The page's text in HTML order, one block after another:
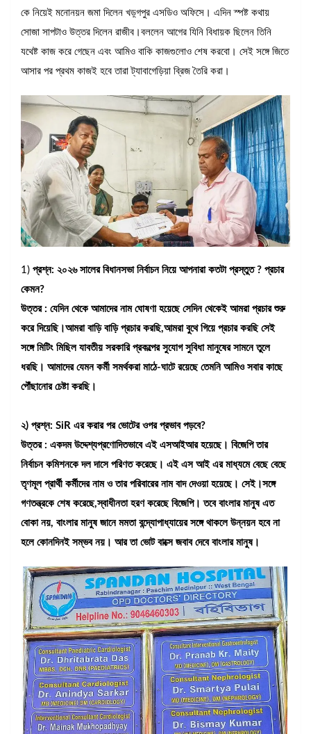
কে নিয়েই মনোনয়ন জমা দিলেন খড়্গপুর এসডিও অফিসে। এদিন স্পষ্ট কথায়
সোজা সাপটাও উত্তর দিলেন রাজীব।বললেন আগের যিনি বিধায়ক ছিলেন তিনি
যথেষ্ট কাজ করে গেছেন এবং আমিও বাকি কাজগুলোও শেষ করবো। সেই সঙ্গে জিতে
আসার পর প্রথম কাজই হবে তারা ট্যাবাগেড়িয়া ব্রিজ তৈরি করা।
1) প্রশ্ন: ২০২৬ সালের বিধানসভা নির্বাচন নিয়ে আপনারা কতটা প্রস্তুত ? প্রচার
কেমন?
উত্তর : যেদিন থেকে আমাদের নাম ঘোষণা হয়েছে সেদিন থেকেই আমরা প্রচার শুরু
করে দিয়েছি।আমরা বাড়ি বাড়ি প্রচার করছি,আমরা বুথে গিয়ে প্রচার করছি সেই
সঙ্গে মিটিং মিছিল যাবতীয় সরকারি প্রকল্পের সুযোগ সুবিধা মানুষের সামনে তুলে
ধরছি। আমাদের যেমন কর্মী সমর্থকরা মাঠে-ঘাটে রয়েছে তেমনি আমিও সবার কাছে
পৌঁছানোর চেষ্টা করছি।
২) প্রশ্ন: SiR এর করার পর ভোটের ওপর প্রভাব পড়বে?
উত্তর : একদম উদ্দেশ্যপ্রণোদিতভাবে এই এসআইআর হয়েছে। বিজেপি তার
নির্বাচন কমিশনকে দল দাসে পরিণত করেছে। এই এস আই এর মাধ্যমে বেছে বেছে
তৃণমূল প্রার্থী কর্মীদের নাম ও তার পরিবারের নাম বাদ দেওয়া হয়েছে। সেই।সঙ্গে
গণতন্ত্রকে শেষ করেছে,স্বাধীনতা হরণ করেছে বিজেপি। তবে বাংলার মানুষ এত
বোকা নয়, বাংলার মানুষ জানে মমতা বন্দ্যোপাধ্যায়ের সঙ্গে থাকলে উন্নয়ন হবে না
হলে কোনদিনই সম্ভব নয়। আর তা ভোট বাক্সে জবাব দেবে বাংলার মানুষ।